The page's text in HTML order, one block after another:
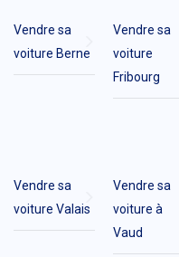
Vendre sa
voiture Berne
Vendre sa
voiture
Fribourg
Vendre sa
voiture Valais
Vendre sa
voiture à
Vaud